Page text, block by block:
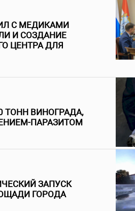
С МЕДИКАМИ
И СОЗДАНИЕ
ЦЕНТРА ДЛЯ
ТОНН ВИНОГРАДА,
ПАРАЗИТОМ
ЗАПУСК
ГОРОДА